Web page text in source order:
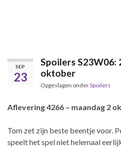
SEP
23
Spoilers
oktober
Opgeslagen onderSpoilers
Aflevering 4266 – maandag 2
Tom zet zijn beste beentje voor.
speelt het spel niet helemaal